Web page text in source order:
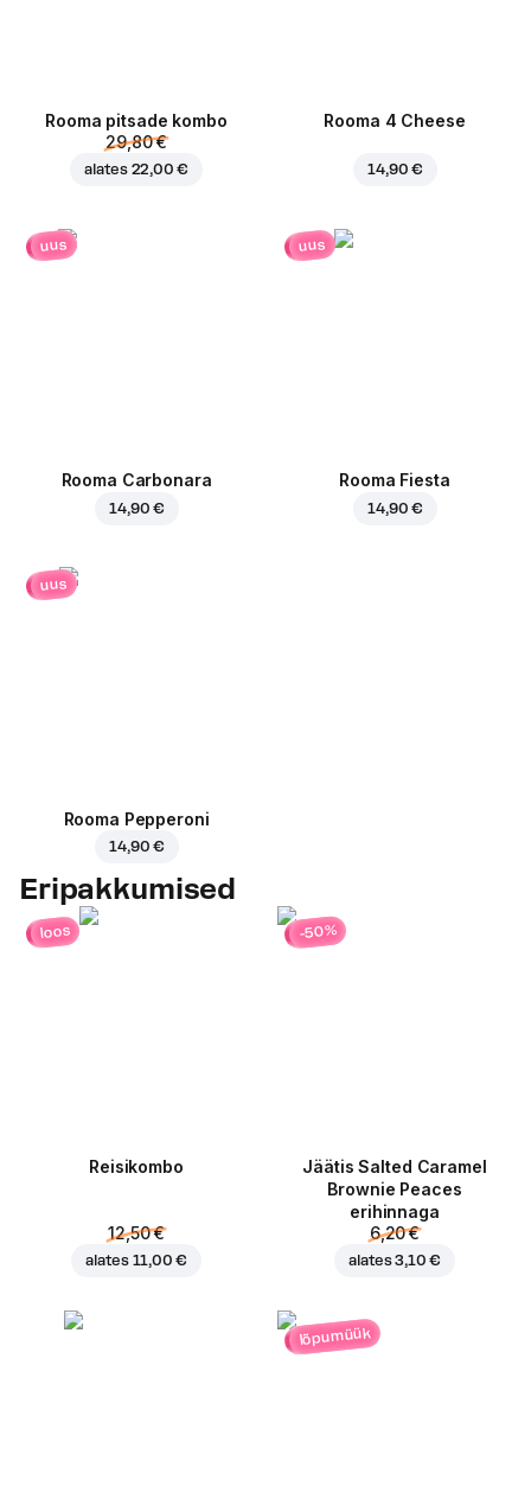
Rooma pitsade kombo
29,80 €
alates 22,00 €
Rooma 4 Cheese
14,90 €
uus
Rooma Carbonara
14,90 €
uus
Rooma Fiesta
14,90 €
uus
Rooma Pepperoni
14,90 €
Eripakkumised
loos
Reisikombo
12,50 €
alates 11,00 €
-50%
Jäätis Salted Caramel
Brownie Peaces
erihinnaga
6,20 €
alates3,10 €
lõpumüük